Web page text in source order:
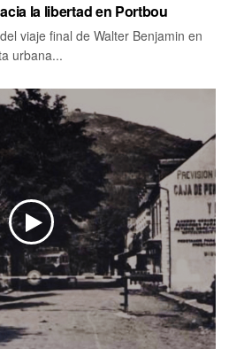
la libertad en Portbou
viaje final de Walter Benjamin en
urbana...